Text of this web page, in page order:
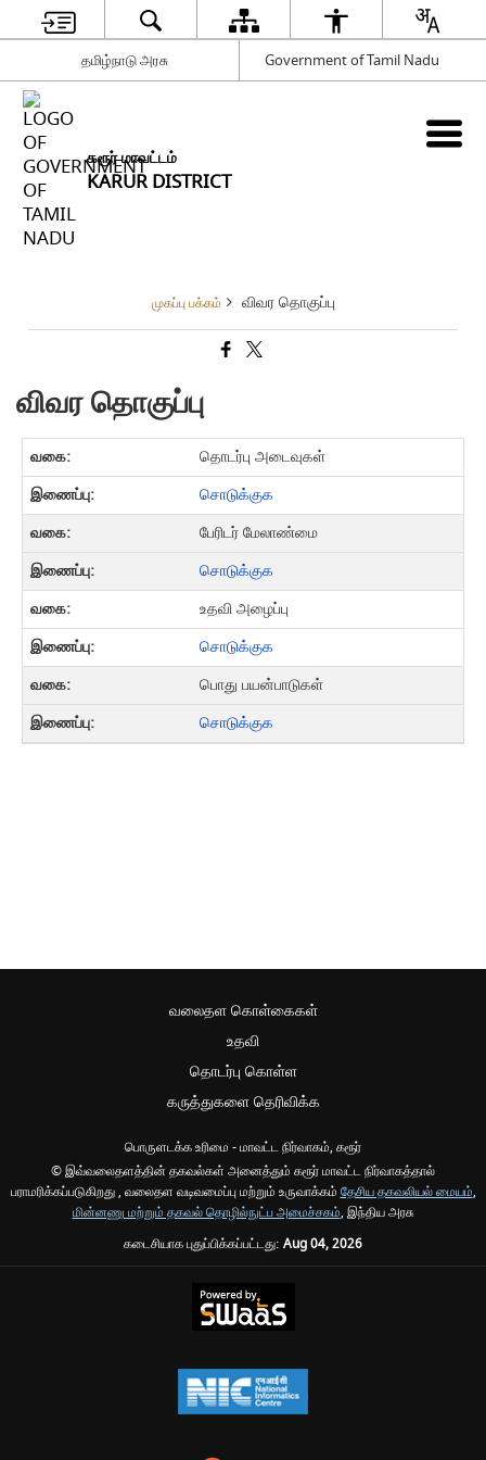
தமிழ்நாடு அரசு Government of Tamil Nadu
கரூர் மாவட்டம்
KARUR DISTRICT
முகப்பு பக்கம் விவர தொகுப்பு
விவர தொகுப்பு
தொடர்பு அடைவுகள்
சொடுக்குக
பேரிடர் மேலாண்மை
சொடுக்குக
உதவி அழைப்பு
சொடுக்குக
பொது பயன்பாடுகள்
சொடுக்குக
வலைதள கொள்கைகள்
உதவி
தொடர்பு கொள்ள
கருத்துகளை தெரிவிக்க
பொருளடக்க உரிமை - மாவட்ட நிர்வாகம், கரூர்
© இவ்வலைதளத்தின் தகவல்கள் அனைத்தும் கரூர் மாவட்ட நிர்வாகத்தால்
பராமரிக்கப்படுகிறது , வலைதள வடிவமைப்பு மற்றும் உருவாக்கம் தேசிய தகவலியல் மையம்,
மின்னணு மற்றும் தகவல் தொழில்நுட்ப அமைச்சகம், இந்திய அரசு
கடைசியாக புதுப்பிக்கப்பட்டது: Aug 04, 2026